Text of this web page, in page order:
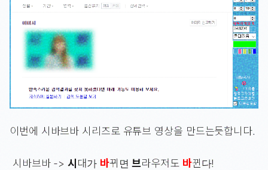
이번에 시바브바 시리즈로 유튜브 영상을 만드는듯합니다.
시바브바 ->시대가 바뀌면브라우저도 바뀐다!